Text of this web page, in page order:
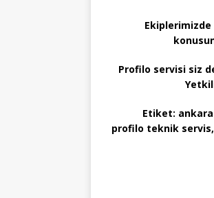
Profilo servisi siz
Etiket:
profilo teknik